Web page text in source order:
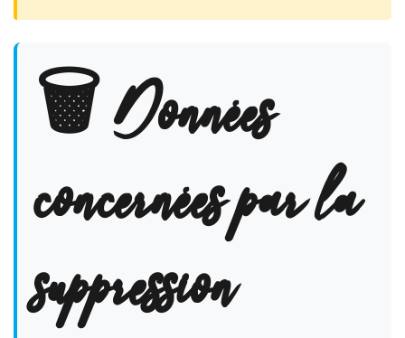
🗑️ Données
concernées par la
suppression